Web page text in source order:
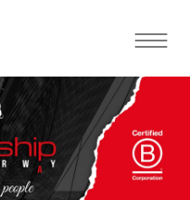
Toggle